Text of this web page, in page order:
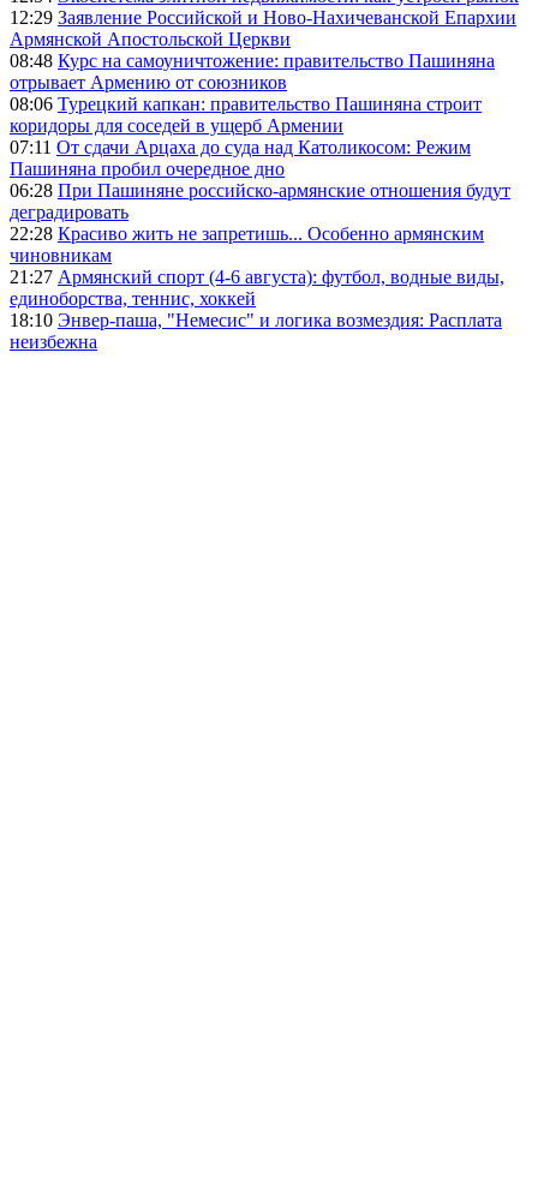
12:29 Заявление Российской и Ново-Нахичеванской Епархии
Армянской Апостольской Церкви
08:48 Курс на самоуничтожение: правительство Пашиняна
отрывает Армению от союзников
08:06 Турецкий капкан: правительство Пашиняна строит
коридоры для соседей в ущерб Армении
07:11 От сдачи Арцаха до суда над Католикосом: Режим
Пашиняна пробил очередное дно
06:28 При Пашиняне российско-армянские отношения будут
деградировать
22:28 Красиво жить не запретишь... Особенно армянским
чиновникам
21:27 Армянский спорт (4-6 августа): футбол, водные виды,
единоборства, теннис, хоккей
18:10 Энвер-паша, "Немесис" и логика возмездия: Расплата
неизбежна